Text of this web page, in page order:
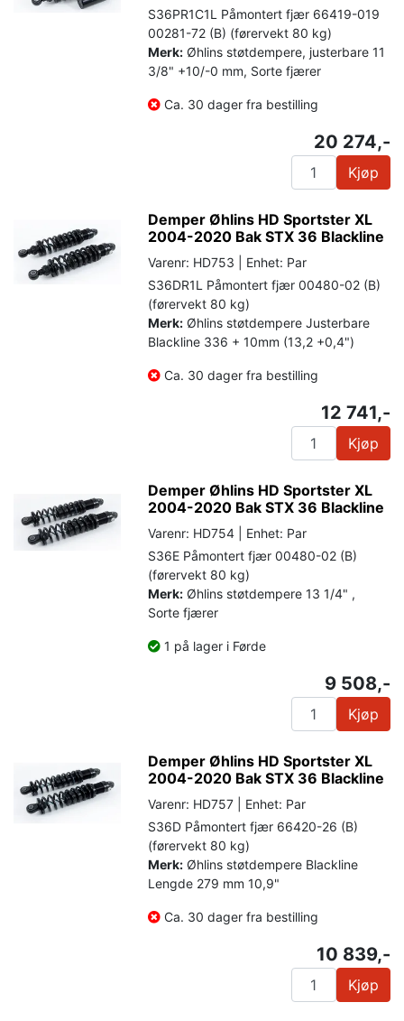
S36PR1C1L Påmontert fjær 66419-019
00281-72 (B) (førervekt 80 kg)
Merk: Øhlins støtdempere, justerbare 11
3/8" +10/-0 mm, Sorte fjærer
Ca. 30 dager fra bestilling
20 274,-
Kjøp
Demper Øhlins HD Sportster XL
2004-2020 Bak STX 36 Blackline
Varenr: HD753 | Enhet: Par
S36DR1L Påmontert fjær 00480-02 (B)
(førervekt 80 kg)
Merk: Øhlins støtdempere Justerbare
Blackline 336 + 10mm (13,2 +0,4")
Ca. 30 dager fra bestilling
12 741,-
Kjøp
Demper Øhlins HD Sportster XL
2004-2020 Bak STX 36 Blackline
Varenr: HD754 | Enhet: Par
S36E Påmontert fjær 00480-02 (B)
(førervekt 80 kg)
Merk: Øhlins støtdempere 13 1/4" ,
Sorte fjærer
1 på lager i Førde
9 508,-
Kjøp
Demper Øhlins HD Sportster XL
2004-2020 Bak STX 36 Blackline
Varenr: HD757 | Enhet: Par
S36D Påmontert fjær 66420-26 (B)
(førervekt 80 kg)
Merk: Øhlins støtdempere Blackline
Lengde 279 mm 10,9"
Ca. 30 dager fra bestilling
10 839,-
Kjøp